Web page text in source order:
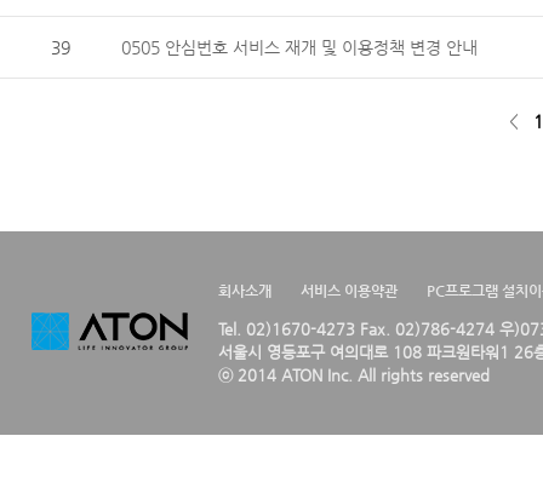
39 0505 안심번호 서비스 재개 및 이용정책 변경 안내
< 1
회사소개 서비스 이용약관 PC프로그램 설치
Tel. 02)1670-4273 Fax. 02)786-4274 우
서울시 영등포구 여의대로 108 파크원타워1 26
ⓒ 2014 ATON Inc. All rights reserved